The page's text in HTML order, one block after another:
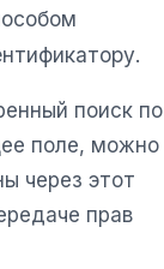
поиск по
поле, можно
через этот
прав